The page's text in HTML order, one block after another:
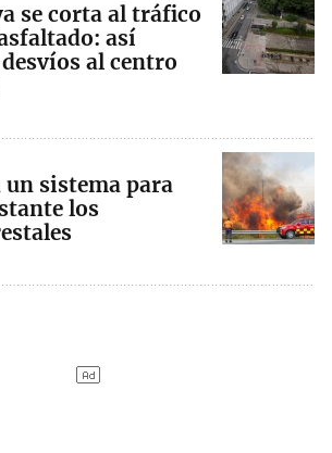
se corta al tráfico
así
al centro
un sistema para
los